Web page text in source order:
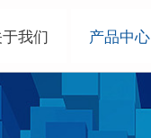
我们 产品中心